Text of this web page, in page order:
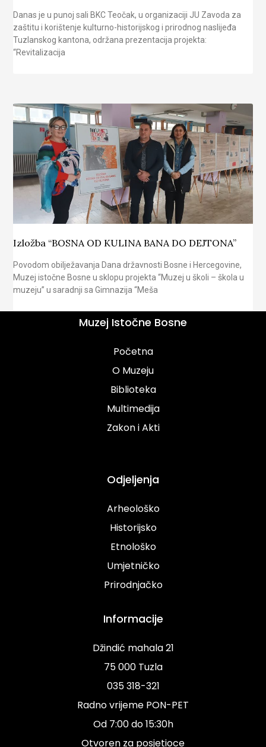
Danas je u punoj sali BKC Teočak, u organizaciji JU Zavoda za
zaštitu i korištenje kulturno-historijskog i prirodnog naslijeđa
Tuzlanskog kantona, održana prezentacija projekta:
“Revitalizacija
Izložba “BOSNA OD KULINA BANA DO DEJTONA”
Povodom obilježavanja Dana državnosti Bosne i Hercegovine,
Muzej istočne Bosne u sklopu projekta “Muzej u školi – škola u
muzeju” u saradnji sa Gimnazija “Meša
Muzej Istočne Bosne
Početna
O Muzeju
Biblioteka
Multimedija
Zakon i Akti
Odjeljenja
Arheološko
Historijsko
Etnološko
Umjetničko
Prirodnjačko
Informacije
Džindić mahala 21
75 000 Tuzla
035 318-321
Radno vrijeme PON-PET
Od 7:00 do 15:30h
Otvoren za posjetioce